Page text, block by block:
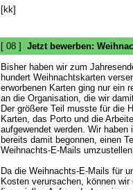
[kk]
[ 08 ] Jetzt bewerben:
Bisher haben wir zum
hundert Weihnachtskarten
erworbenen Karten ging nur ein
an die Organisation, die wir
Der größere Teil musste für die
Karten, das Porto und die
aufgewendet werden. Wir haben
bereits damit begonnen, einen
Weihnachts-E-Mails
Da die Weihnachts-E-Mails für
Kosten verursachen, können wir